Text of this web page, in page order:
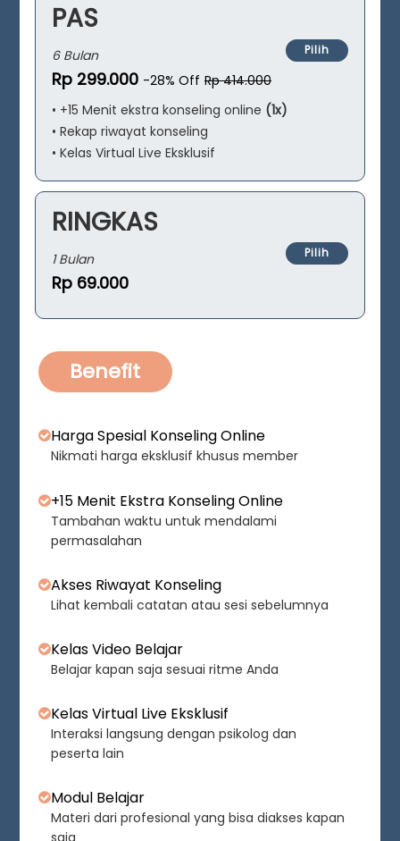
PAS
6 Bulan
Rp 299.000 -28% Off Rp 414.000
• +15 Menit ekstra konseling online (1x)
• Rekap riwayat konseling
• Kelas Virtual Live Eksklusif
Pilih
RINGKAS
1 Bulan
Rp 69.000
Pilih
Benefit
Harga Spesial Konseling Online
Nikmati harga eksklusif khusus member
+15 Menit Ekstra Konseling Online
Tambahan waktu untuk mendalami
permasalahan
Akses Riwayat Konseling
Lihat kembali catatan atau sesi sebelumnya
Kelas Video Belajar
Belajar kapan saja sesuai ritme Anda
Kelas Virtual Live Eksklusif
Interaksi langsung dengan psikolog dan
peserta lain
Modul Belajar
Materi dari profesional yang bisa diakses kapan